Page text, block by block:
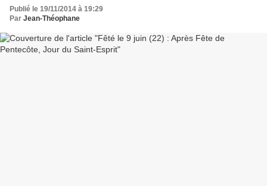
Publié le 19/11/2014 à 19:29
Par Jean-Théophane